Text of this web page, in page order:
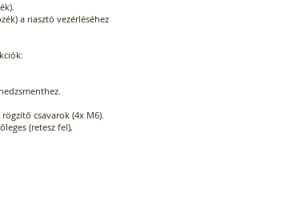
a riasztó vezérléséhez
csavarok (4x M6).
(retesz fel),